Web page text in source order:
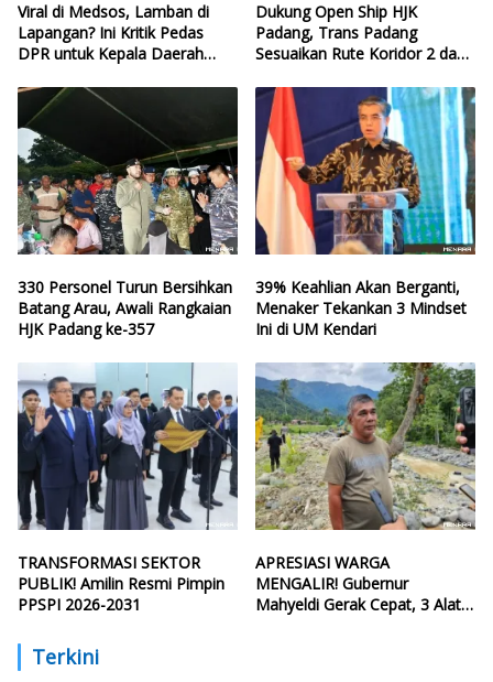
Viral di Medsos, Lamban di
Lapangan? Ini Kritik Pedas
DPR untuk Kepala Daerah
Bencana
Dukung Open Ship HJK
Padang, Trans Padang
Sesuaikan Rute Koridor 2 dan
330 Personel Turun Bersihkan
Batang Arau, Awali Rangkaian
HJK Padang ke-357
39% Keahlian Akan Berganti,
Menaker Tekankan 3 Mindset
Ini di UM Kendari
TRANSFORMASI SEKTOR
PUBLIK! Amilin Resmi Pimpin
PPSPI 2026-2031
APRESIASI WARGA
MENGALIR! Gubernur
Mahyeldi Gerak Cepat, 3 Alat
Terkini